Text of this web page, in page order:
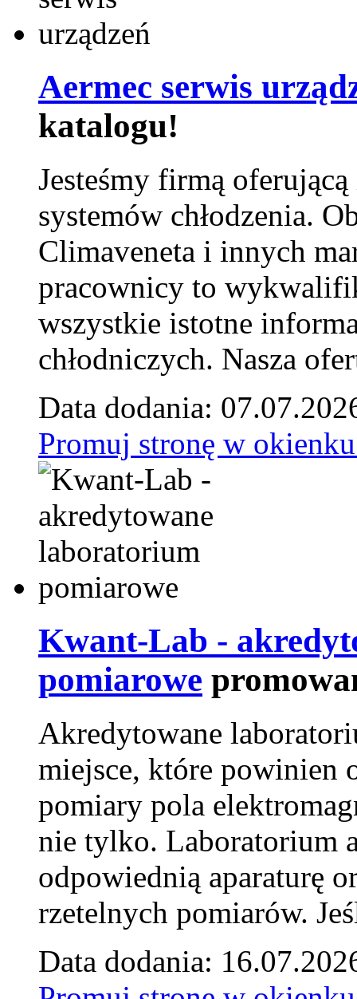
Aermec serwis
katalogu!
Jesteśmy firmą
systemów chłodzenia.
Climaveneta i innych
pracownicy to
wszystkie istotne
chłodniczych. Nasza
Data dodania:
Promuj stronę w
Kwant-Lab -
pomiarowe
Akredytowane
miejsce, które powinien
pomiary pola
nie tylko. Laboratorium
odpowiednią aparaturę
rzetelnych pomiarów.
Data dodania: